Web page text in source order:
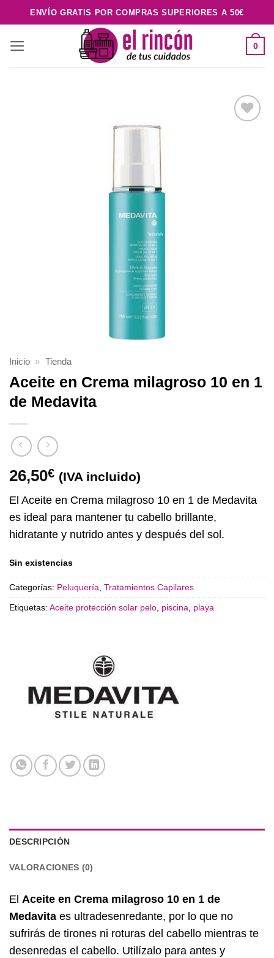
al
contenido
ENVÍO GRATIS POR COMPRAS SUPERIORES A 50€
0
Inicio » Tienda
Aceite en Crema milagroso 10 en 1
de Medavita
26,50€ (IVA incluido)
El Aceite en Crema milagroso 10 en 1 de Medavita
es ideal para mantener tu cabello brillante,
hidratante y nutrido antes y después del sol.
Sin existencias
Categorías: Peluquería, Tratamientos Capilares
Etiquetas: Aceite protección solar pelo, piscina, playa
DESCRIPCIÓN
VALORACIONES (0)
El Aceite en Crema milagroso 10 en 1 de
Medavita es ultradesenredante, por lo que no
sufrirás de tirones ni roturas del cabello mientras te
desenredas el cabello. Utilízalo para antes y